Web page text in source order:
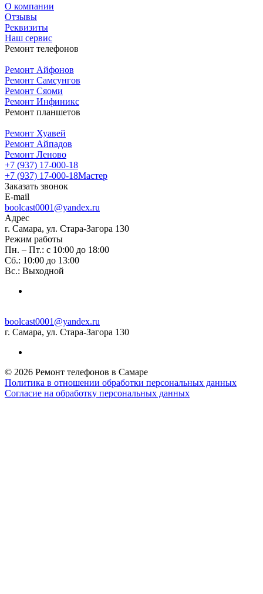
О компании
Отзывы
Реквизиты
Наш сервис
Ремонт телефонов
Ремонт Айфонов
Ремонт Самсунгов
Ремонт Сяоми
Ремонт Инфиникс
Ремонт планшетов
Ремонт Хуавей
Ремонт Айпадов
Ремонт Леново
+7 (937) 17-000-18
+7 (937) 17-000-18Мастер
Заказать звонок
E-mail
boolcast0001@yandex.ru
Адрес
г. Самара, ул. Стара-Загора 130
Режим работы
Пн. – Пт.: с 10:00 до 18:00
Сб.: 10:00 до 13:00
Вс.: Выходной
boolcast0001@yandex.ru
г. Самара, ул. Стара-Загора 130
© 2026 Ремонт телефонов в Самаре
Политика в отношении обработки персональных данных
Согласие на обработку персональных данных